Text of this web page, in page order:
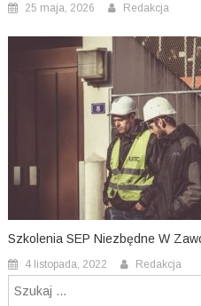
25 maja, 2026 Redakcja
Szkolenia SEP Niezbędne W
4 listopada, 2022 Redakcja